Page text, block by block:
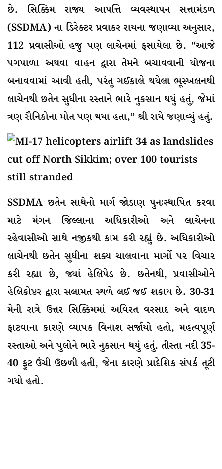
છે. સિક્કિમ રાજ્ય આપત્તિ વ્યવસ્થાપન સત્તામંડળ
(SSDMA) ના ડિરેક્ટર પ્રવાકર રાયના જણાવ્યા અનુસાર,
112 પ્રવાસીઓ હજુ પણ લાચેનમાં ફસાયેલા છે. “આજે
પગપાળા અથવા વાહન દ્વારા તેમને બચાવવાની યોજના
બનાવવામાં આવી હતી, પરંતુ ગઈકાલે થયેલા ભૂસ્ખલનથી
લાચેનથી છતેન સુધીના રસ્તાને ભારે નુકસાન થયું હતું, જેમાં
ત્રણ સૈનિકોના મોત પણ થયા હતા,” શ્રી રાયે જણાવ્યું હતું.
SSDMA છતેન સાથેનો માર્ગ જોડાણ પુનઃસ્થાપિત કરવા
માટે મંગન જિલ્લાના અધિકારીઓ અને લાચેનના
રહેવાસીઓ સાથે નજીકથી કામ કરી રહ્યું છે. અધિકારીઓ
લાચેનથી છતેન સુધીના શક્ય ચાલવાના માર્ગો પર વિચાર
કરી રહ્યા છે, જ્યાં હેલિપેડ છે. છતેનથી, પ્રવાસીઓને
હેલિકોપ્ટર દ્વારા સલામત સ્થળે લઈ જઈ શકાય છે. 30-31
મેની રાત્રે ઉત્તર સિક્કિમમાં અવિરત વરસાદ અને વાદળ
ફાટવાના કારણે વ્યાપક વિનાશ સર્જાયો હતો, મહત્વપૂર્ણ
રસ્તાઓ અને પુલોને ભારે નુકસાન થયું હતું. તીસ્તા નદી 35-
40 ફૂટ ઉંચી ઉછળી હતી, જેના કારણે પ્રાદેશિક સંપર્ક તૂટી
ગયો હતો.